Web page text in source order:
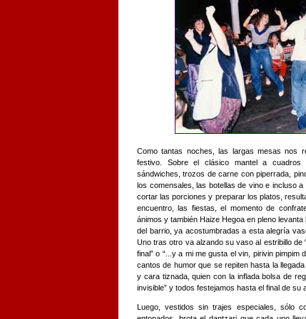
Como tantas noches, las largas mesas nos
festivo. Sobre el clásico mantel a
sándwiches, trozos de carne con piperrada,
los comensales, las botellas de vino e incluso
cortar las porciones y preparar los platos,
encuentro, las fiestas, el momento de
ánimos y también Haize Hegoa en pleno
del barrio, ya acostumbradas a esta alegría
Uno tras otro va alzando su vaso al estribillo
final” o “...y a mi me gusta el vin, pirivin
cantos de humor que se repiten hasta la
y cara tiznada, quien con la inflada bolsa de
invisible” y todos festejamos hasta el final de su
Luego, vestidos sin trajes especiales, sólo